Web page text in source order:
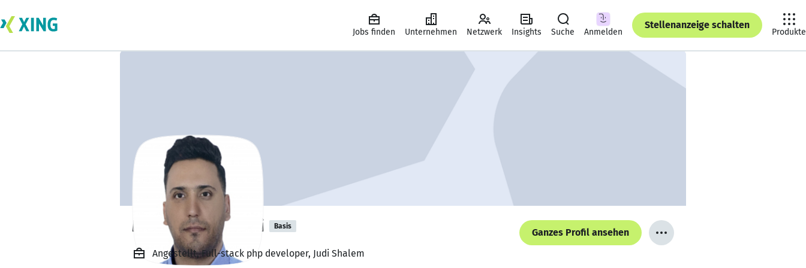
Jobs finden Unternehmen Netzwerk Insights Suche Anmelden
Stellenanzeige schalten
Produkte
Meisam Ghanbari Basis
Ganzes Profil ansehen
Angestellt, Full-stack php developer, Judi Shalem